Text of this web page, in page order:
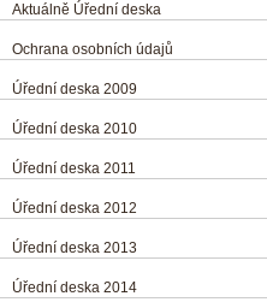
Aktuálně Úřední deska
Ochrana osobních údajů
Úřední deska 2009
Úřední deska 2010
Úřední deska 2011
Úřední deska 2012
Úřední deska 2013
Úřední deska 2014